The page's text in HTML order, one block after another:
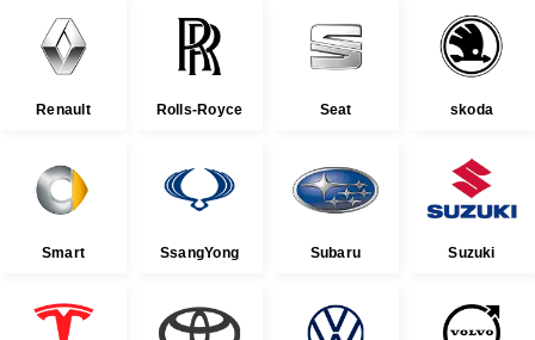
Renault Rolls-Royce Seat skoda
Smart SsangYong Subaru Suzuki